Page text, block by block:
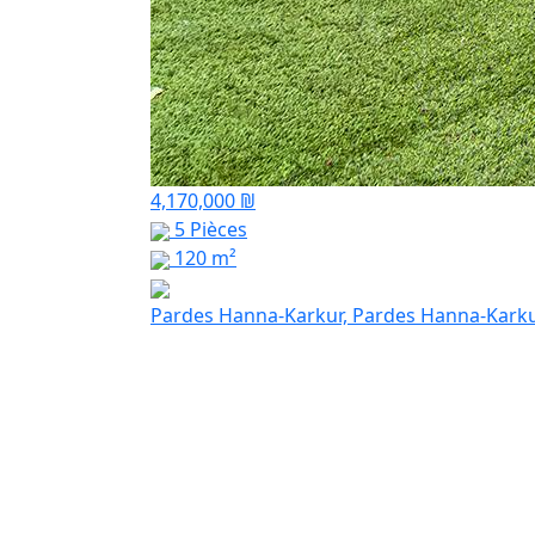
4,170,000 ₪
5 Pièces
120 m²
Pardes Hanna-Karkur, Pardes Hanna-